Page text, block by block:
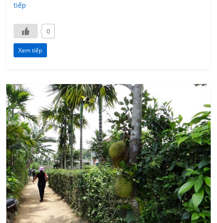
tiếp
0
Xem tiếp